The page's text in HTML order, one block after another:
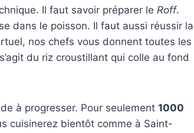
Il faut savoir préparer le Roff.
dans le poisson. Il faut aussi réussir la
nos chefs vous donnent toutes les
du riz croustillant qui colle au fond
à progresser. Pour seulement 1000
cuisinerez bientôt comme à Saint-